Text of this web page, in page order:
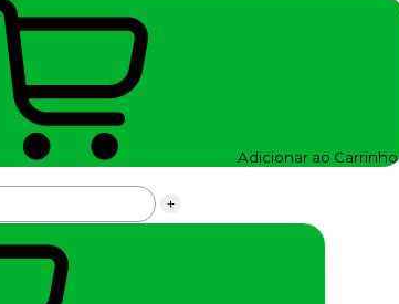
Adicionar ao Carrinho
+